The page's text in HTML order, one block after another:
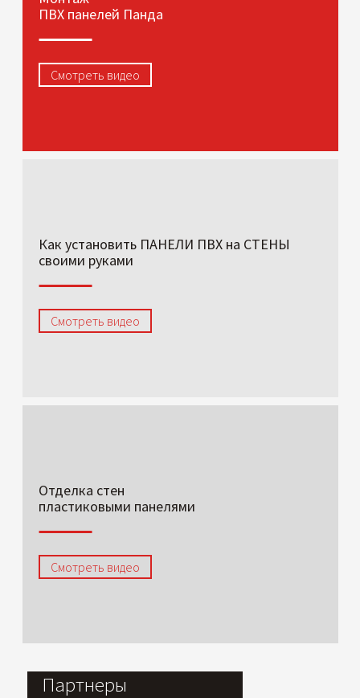
ПВХ панелей Панда
Смотреть видео
Как установить ПАНЕЛИ ПВХ на СТЕНЫ
своими руками
Смотреть видео
Отделка стен
пластиковыми панелями
Смотреть видео
Партнеры